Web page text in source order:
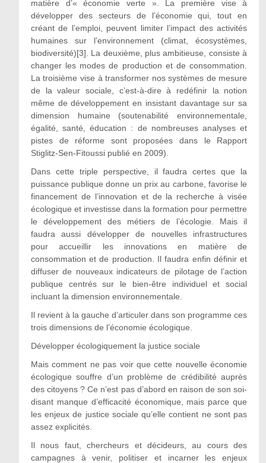
matière d’« économie verte ». La première vise à
développer des secteurs de l’économie qui, tout en
créant de l’emploi, peuvent limiter l’impact des activités
humaines sur l’environnement (climat, écosystèmes,
biodiversité)[3]. La deuxième, plus ambitieuse, consiste à
changer les modes de production et de consommation.
La troisième vise à transformer nos systèmes de mesure
de la valeur sociale, c’est-à-dire à redéfinir la notion
même de développement en insistant davantage sur sa
dimension humaine (soutenabilité environnementale,
égalité, santé, éducation : de nombreuses analyses et
pistes de réforme sont proposées dans le Rapport
Stiglitz-Sen-Fitoussi publié en 2009).
Dans cette triple perspective, il faudra certes que la
puissance publique donne un prix au carbone, favorise le
financement de l’innovation et de la recherche à visée
écologique et investisse dans la formation pour permettre
le développement des métiers de l’écologie. Mais il
faudra aussi développer de nouvelles infrastructures
pour accueillir les innovations en matière de
consommation et de production. Il faudra enfin définir et
diffuser de nouveaux indicateurs de pilotage de l’action
publique centrés sur le bien-être individuel et social
incluant la dimension environnementale.
Il revient à la gauche d’articuler dans son programme ces
trois dimensions de l’économie écologique.
Développer écologiquement la justice sociale
Mais comment ne pas voir que cette nouvelle économie
écologique souffre d’un problème de crédibilité auprès
des citoyens ? Ce n’est pas d’abord en raison de son soi-
disant manque d’efficacité économique, mais parce que
les enjeux de justice sociale qu’elle contient ne sont pas
assez explicités.
Il nous faut, chercheurs et décideurs, au cours des
campagnes à venir, politiser et incarner les enjeux